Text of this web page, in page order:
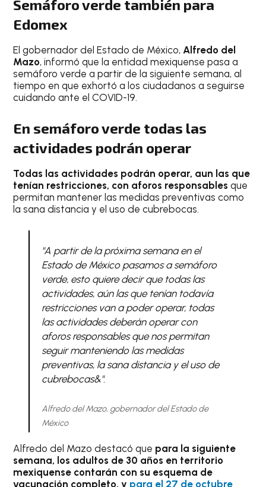
Semáforo verde también para
Edomex
El gobernador del Estado de México, Alfredo del
Mazo, informó que la entidad mexiquense pasa a
semáforo verde a partir de la siguiente semana, al
tiempo en que exhortó a los ciudadanos a seguirse
cuidando ante el COVID-19.
En semáforo verde todas las
actividades podrán operar
Todas las actividades podrán operar, aun las que
tenían restricciones, con aforos responsablesque
permitan mantener las medidas preventivas como
la sana distancia y el uso de cubrebocas.
"A partir de la próxima semana en el
Estado de México pasamos a semáforo
verde, esto quiere decir que todas las
actividades, aún las que tenían todavía
restricciones van a poder operar, todas
las actividades deberán operar con
aforos responsables que nos permitan
seguir manteniendo las medidas
preventivas, la sana distancia y el uso de
cubrebocas&".
Alfredo del Mazo, gobernador del Estado de
México
Alfredo del Mazo destacó que para la siguiente
semana, los adultos de 30 años en territorio
mexiquense contarán con su esquema de
vacunación completo, y para el 27 de octubre